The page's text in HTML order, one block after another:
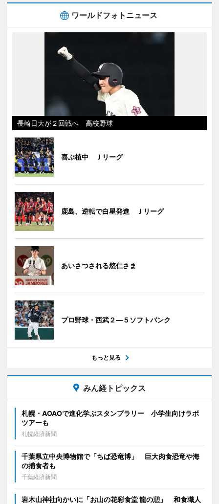
ワールドフォトニュース
長崎日大が２回戦へ 高校野球
喜ぶ植中 Ｊリーグ
鹿島、逆転で白星発進 Ｊリーグ
あいさつされる悠仁さま
プロ野球・西武２―５ソフトバンク
もっと見る
みん経トピックス
札幌・AOAOで進化学ぶスタンプラリー 小学生向けラボ
ツアーも
札幌経済新聞
千葉県立中央博物館で「ちば恐竜博」 巨大肉食恐竜や海
の捕食者も
千葉経済新聞
岩木山神社向かいに「お山の花彩食堂 龍の憩」 和食職人